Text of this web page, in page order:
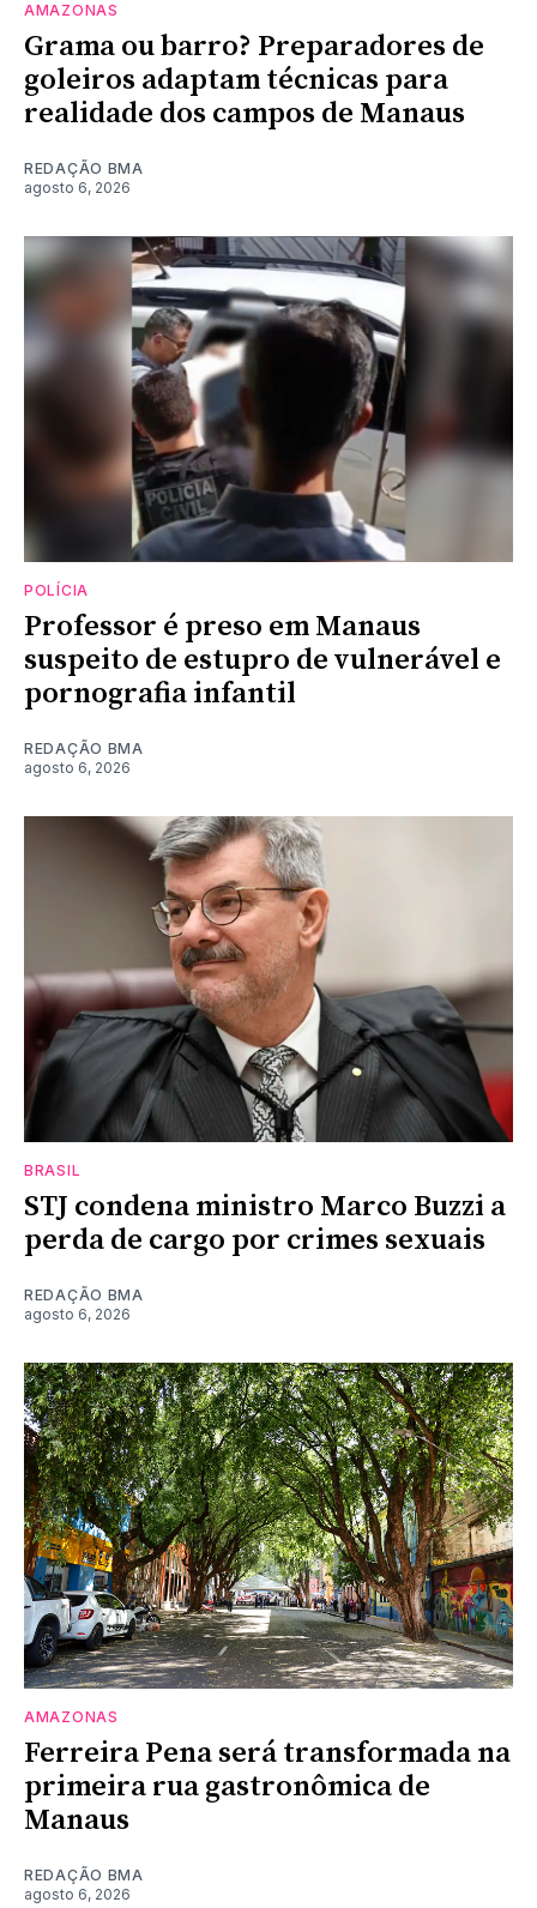
AMAZONAS
Grama ou barro? Preparadores de
goleiros adaptam técnicas para
realidade dos campos de Manaus
REDAÇÃO BMA
agosto 6, 2026
POLÍCIA
Professor é preso em Manaus
suspeito de estupro de vulnerável e
pornografia infantil
REDAÇÃO BMA
agosto 6, 2026
BRASIL
STJ condena ministro Marco Buzzi a
perda de cargo por crimes sexuais
REDAÇÃO BMA
agosto 6, 2026
AMAZONAS
Ferreira Pena será transformada na
primeira rua gastronômica de
Manaus
REDAÇÃO BMA
agosto 6, 2026